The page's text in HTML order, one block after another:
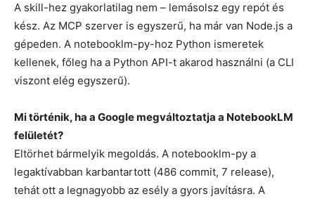
A skill-hez gyakorlatilag nem – lemásolsz egy repót és
kész. Az MCP szerver is egyszerű, ha már van Node.js a
gépeden. A notebooklm-py-hoz Python ismeretek
kellenek, főleg ha a Python API-t akarod használni (a CLI
viszont elég egyszerű).
Mi történik, ha a Google megváltoztatja a NotebookLM
felületét?
Eltörhet bármelyik megoldás. A notebooklm-py a
legaktívabban karbantartott (486 commit, 7 release),
tehát ott a legnagyobb az esély a gyors javításra. A